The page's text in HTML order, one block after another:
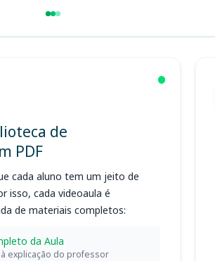
de
PDF
cada aluno tem um jeito de
isso, cada videoaula é
de materiais completos:
da Aula
à explicação do professor